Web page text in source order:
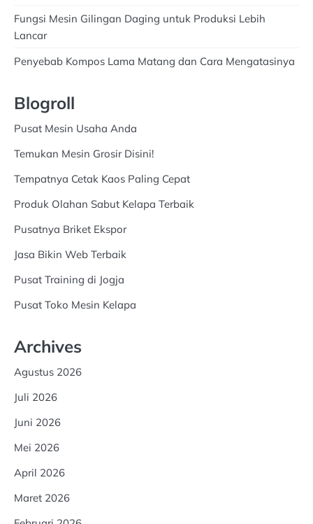
Fungsi Mesin Gilingan Daging untuk Produksi Lebih
Lancar
Penyebab Kompos Lama Matang dan Cara Mengatasinya
Blogroll
Pusat Mesin Usaha Anda
Temukan Mesin Grosir Disini!
Tempatnya Cetak Kaos Paling Cepat
Produk Olahan Sabut Kelapa Terbaik
Pusatnya Briket Ekspor
Jasa Bikin Web Terbaik
Pusat Training di Jogja
Pusat Toko Mesin Kelapa
Archives
Agustus 2026
Juli 2026
Juni 2026
Mei 2026
April 2026
Maret 2026